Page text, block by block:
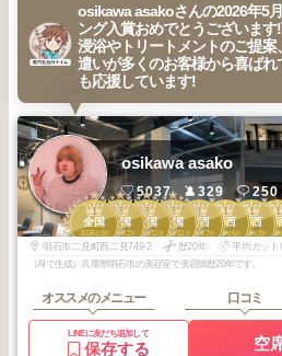
osikawa asakoさんの2026年5
ング入賞おめでとうございま
浸浴やトリートメントのご提
遣いが多くのお客様から喜ば
も応援しています!
1
全国
2026年 3月
3
全国
2026年 2月
3
全国
2025年12月
3
全国
2025年11
1
関西
2026年 7月
1
関西
2026年 5月
1
関西
2026年 3月
1
関
2026年
osikawa asako
5037 329 250
明石市二見町西二見749-2 歴20年
平均カット
（AIで生成）兵庫県明石市の美容室で美容師歴20年です。
オススメのメニュー 口コミ
LINEに友だち追加して
保存する 空